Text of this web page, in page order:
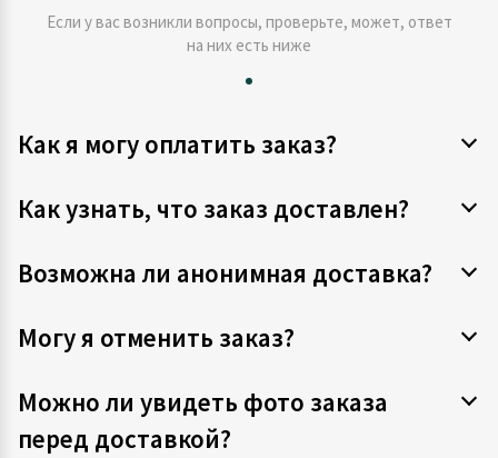
Если у вас возникли вопросы, проверьте, может, ответ
на них есть ниже
Как я могу оплатить заказ?
Как узнать, что заказ доставлен?
Возможна ли анонимная доставка?
Могу я отменить заказ?
Можно ли увидеть фото заказа
перед доставкой?